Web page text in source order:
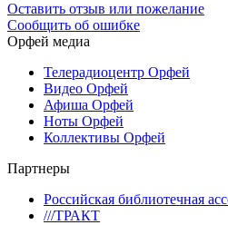
Оставить отзыв или пожелание
Сообщить об ошибке
Орфей медиа
Телерадиоцентр Орфей
Видео Орфей
Афиша Орфей
Ноты Орфей
Коллективы Орфей
Партнеры
Российская библиотечная
///ТРАКТ